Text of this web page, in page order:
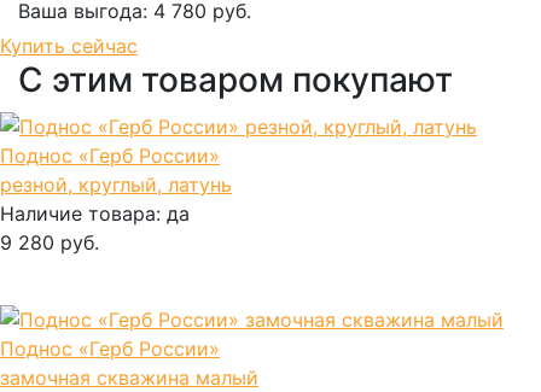
Ваша выгода: 4 780 руб.
Купить сейчас
С этим товаром покупают
Поднос «Герб России»
резной, круглый, латунь
Наличие товара: да
9 280 руб.
Поднос «Герб России»
замочная скважина малый